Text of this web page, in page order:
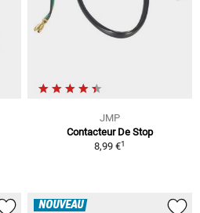
JMP
Contacteur De Stop
8,99 €1
NOUVEAU